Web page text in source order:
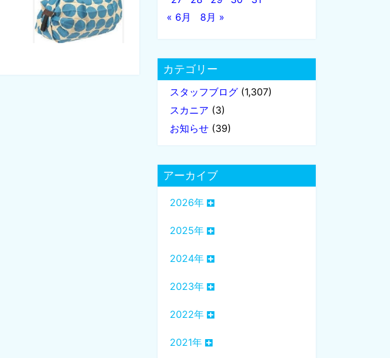
« 6月
8月 »
カテゴリー
スタッフブログ (1,307)
スカニア (3)
お知らせ (39)
アーカイブ
2026年
2025年
2024年
2023年
2022年
2021年